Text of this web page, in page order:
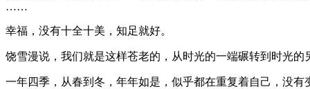
……
幸福，没有十全十美，知足就好。
饶雪漫说，我们就是这样苍老的，从时光的一端碾转到时光
一年四季，从春到冬，年年如是，似乎都在重复着自己，没